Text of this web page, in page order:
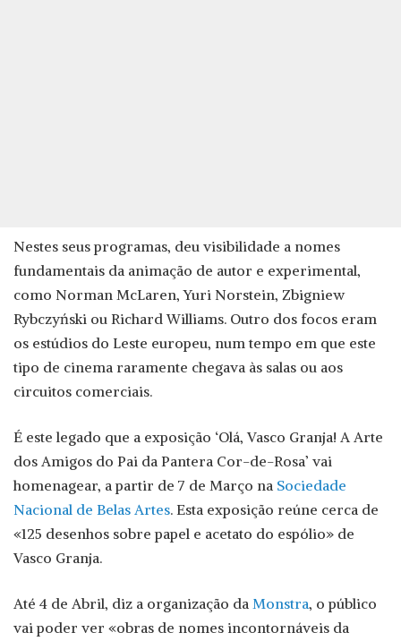
Nestes seus programas, deu visibilidade a nomes
fundamentais da animação de autor e experimental,
como Norman McLaren, Yuri Norstein, Zbigniew
Rybczyński ou Richard Williams. Outro dos focos eram
os estúdios do Leste europeu, num tempo em que este
tipo de cinema raramente chegava às salas ou aos
circuitos comerciais.
É este legado que a exposição ‘Olá, Vasco Granja! A Arte
dos Amigos do Pai da Pantera Cor-de-Rosa’ vai
homenagear, a partir de 7 de Março na Sociedade
Nacional de Belas Artes. Esta exposição reúne cerca de
«125 desenhos sobre papel e acetato do espólio» de
Vasco Granja.
Até 4 de Abril, diz a organização da Monstra, o público
vai poder ver «obras de nomes incontornáveis da